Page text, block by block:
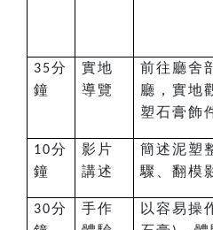
35分
鐘
實地
導覽
前往廳舍
廳，實地
塑石膏飾
10分
鐘
影片
講述
簡述泥塑
驟、翻模
30分
手作
以容易操